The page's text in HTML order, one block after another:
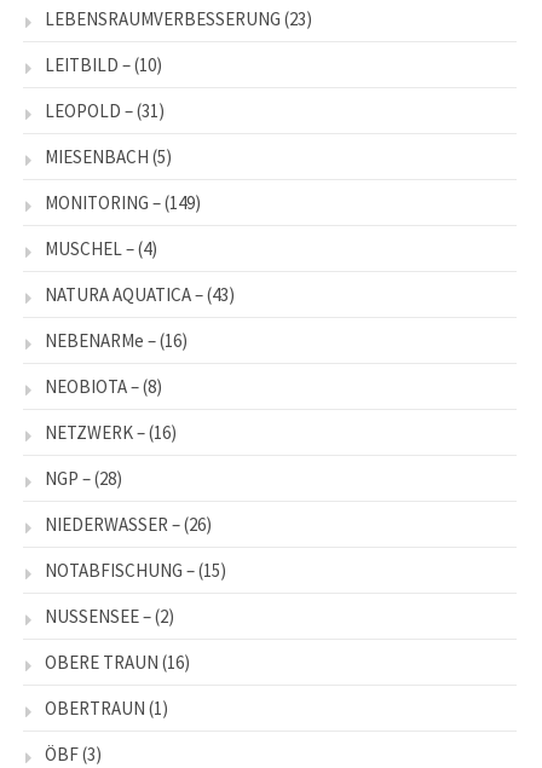
LEBENSRAUMVERBESSERUNG (23)
LEITBILD –(10)
LEOPOLD –(31)
MIESENBACH (5)
MONITORING –(149)
MUSCHEL –(4)
NATURA AQUATICA –(43)
NEBENARMe –(16)
NEOBIOTA –(8)
NETZWERK –(16)
NGP –(28)
NIEDERWASSER –(26)
NOTABFISCHUNG –(15)
NUSSENSEE –(2)
OBERE TRAUN (16)
OBERTRAUN (1)
ÖBF(3)